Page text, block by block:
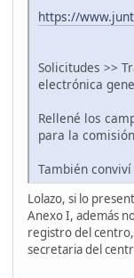
https://
Solicitudes >>
electrónica
Rellené los
para la
También
Lolazo, si lo
Anexo I, además
registro del
secretaria del